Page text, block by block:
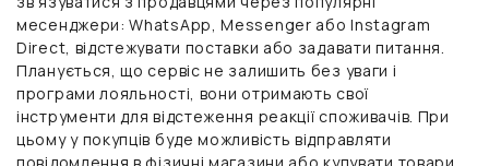
месенджери: WhatsApp, Messenger або Instagram
Direct, відстежувати поставки або задавати питання.
Планується, що сервіс не залишить без уваги і
програми лояльності, вони отримають свої
інструменти для відстеження реакції споживачів. При
цьому у покупців буде можливість відправляти